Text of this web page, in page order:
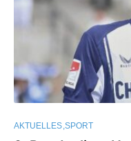
AKTUELLES SPORT